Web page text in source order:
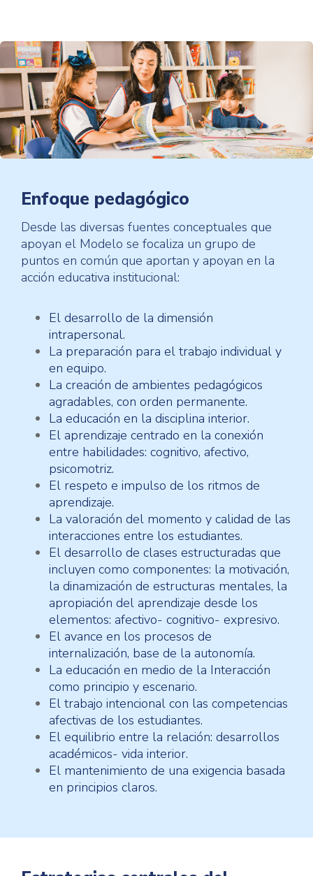
Enfoque pedagógico
Desde las diversas fuentes conceptuales que
apoyan el Modelo se focaliza un grupo de
puntos en común que aportan y apoyan en la
acción educativa institucional:
El desarrollo de la dimensión
intrapersonal.
La preparación para el trabajo individual y
en equipo.
La creación de ambientes pedagógicos
agradables, con orden permanente.
La educación en la disciplina interior.
El aprendizaje centrado en la conexión
entre habilidades: cognitivo, afectivo,
psicomotriz.
El respeto e impulso de los ritmos de
aprendizaje.
La valoración del momento y calidad de las
interacciones entre los estudiantes.
El desarrollo de clases estructuradas que
incluyen como componentes: la motivación,
la dinamización de estructuras mentales, la
apropiación del aprendizaje desde los
elementos: afectivo- cognitivo- expresivo.
El avance en los procesos de
internalización, base de la autonomía.
La educación en medio de la Interacción
como principio y escenario.
El trabajo intencional con las competencias
afectivas de los estudiantes.
El equilibrio entre la relación: desarrollos
académicos- vida interior.
El mantenimiento de una exigencia basada
en principios claros.